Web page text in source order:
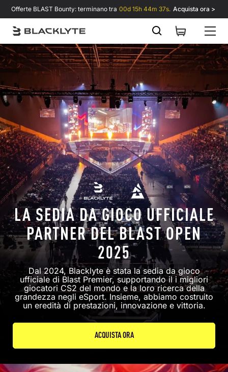
Vai al contenuto
Offerte BLAST Bounty: terminano tra 00d 15h 44m 36s. Acquista ora >
LA SEDIA DA GIOCO UFFICIALE
PARTNER DEL BLAST OPEN
2025
Dal 2024, Blacklyte è stata la sedia da gioco
ufficiale di Blast Premier, supportando ili migliori
giocatori CS2 del mondo e la loro ricerca della
grandezza negli eSport. Insieme, abbiamo costruito
uneredità di prestazioni, innovazione e vittoria.
ACQUISTA ORA